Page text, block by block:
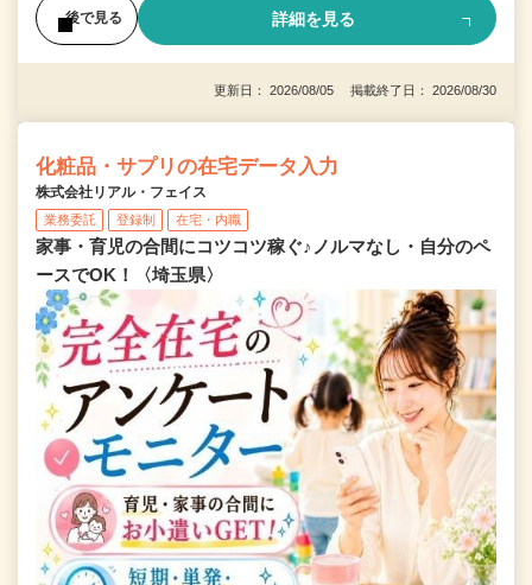
後で見る 詳細を見る
更新日： 2026/08/05 掲載終了日： 2026/08/30
化粧品・サプリの在宅データ入力
株式会社リアル・フェイス
業務委託 登録制 在宅・内職
家事・育児の合間にコツコツ稼ぐ♪ノルマなし・自分のペ
ースでOK！〈埼玉県〉